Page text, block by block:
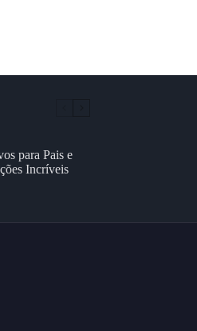
para Pais e
Incríveis